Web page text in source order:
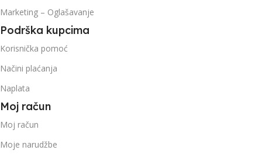
Marketing – Oglašavanje
Podrška kupcima
Korisnička pomoć
Načini plaćanja
Naplata
Moj račun
Moj račun
Moje narudžbe